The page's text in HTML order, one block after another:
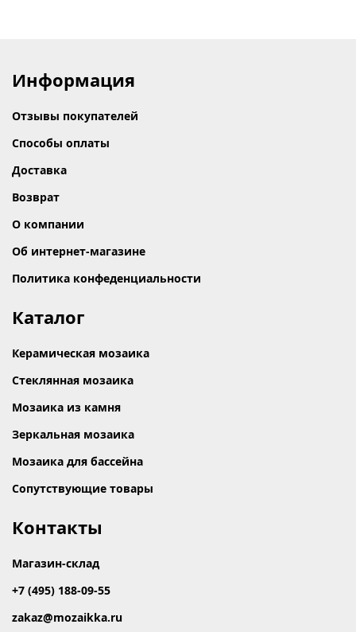
Информация
Отзывы покупателей
Способы оплаты
Доставка
Возврат
О компании
Об интернет-магазине
Политика конфеденциальности
Каталог
Керамическая мозаика
Стеклянная мозаика
Мозаика из камня
Зеркальная мозаика
Мозаика для бассейна
Сопутствующие товары
Контакты
Магазин-склад
+7 (495) 188-09-55
zakaz@mozaikka.ru